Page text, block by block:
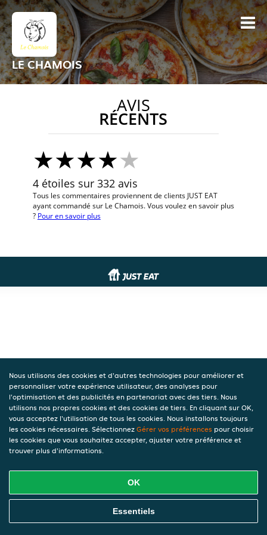
LE CHAMOIS
AVIS
RÉCENTS
4 étoiles sur 332 avis
Tous les commentaires proviennent de clients JUST EAT
ayant commandé sur Le Chamois. Vous voulez en savoir plus
? Pour en savoir plus
Nous utilisons des cookies et d'autres technologies pour améliorer et
personnaliser votre expérience utilisateur, des analyses pour
l'optimisation et des publicités en partenariat avec des tiers. Nous
utilisons nos propres cookies et des cookies de tiers. En cliquant sur OK,
vous acceptez l'utilisation de tous les cookies. Nous installons toujours
les cookies nécessaires. Sélectionnez Gérer vos préférences pour choisir
les cookies que vous souhaitez accepter, ajuster votre préférence et
trouver plus d'informations.
OK
Essentiels